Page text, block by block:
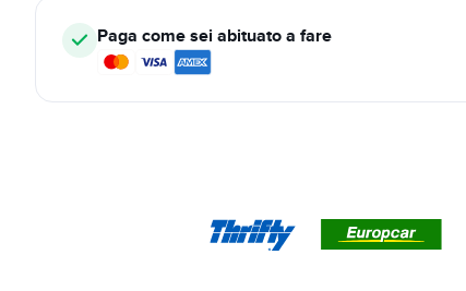
Paga come sei abituato a fare